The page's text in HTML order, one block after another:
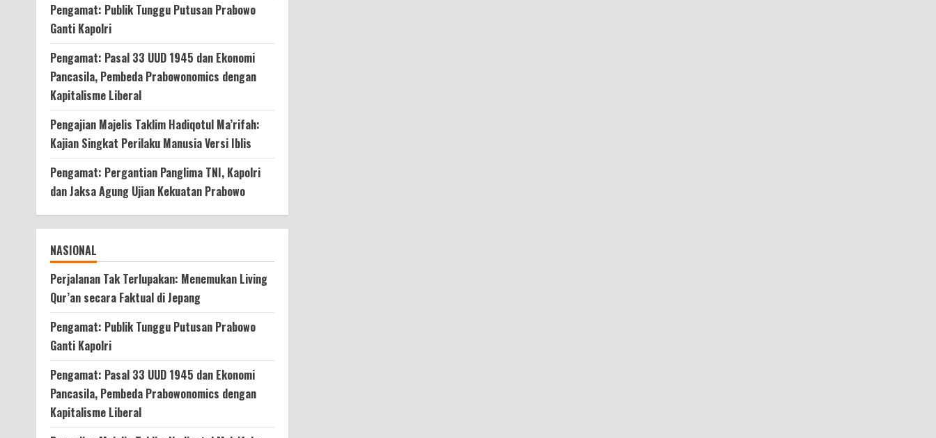
Pengamat: Publik Tunggu Putusan Prabowo
Ganti Kapolri
Pengamat: Pasal 33 UUD 1945 dan Ekonomi
Pancasila, Pembeda Prabowonomics dengan
Kapitalisme Liberal
Pengajian Majelis Taklim Hadiqotul Ma’rifah:
Kajian Singkat Perilaku Manusia Versi Iblis
Pengamat: Pergantian Panglima TNI, Kapolri
dan Jaksa Agung Ujian Kekuatan Prabowo
NASIONAL
Perjalanan Tak Terlupakan: Menemukan Living
Qur’an secara Faktual di Jepang
Pengamat: Publik Tunggu Putusan Prabowo
Ganti Kapolri
Pengamat: Pasal 33 UUD 1945 dan Ekonomi
Pancasila, Pembeda Prabowonomics dengan
Kapitalisme Liberal